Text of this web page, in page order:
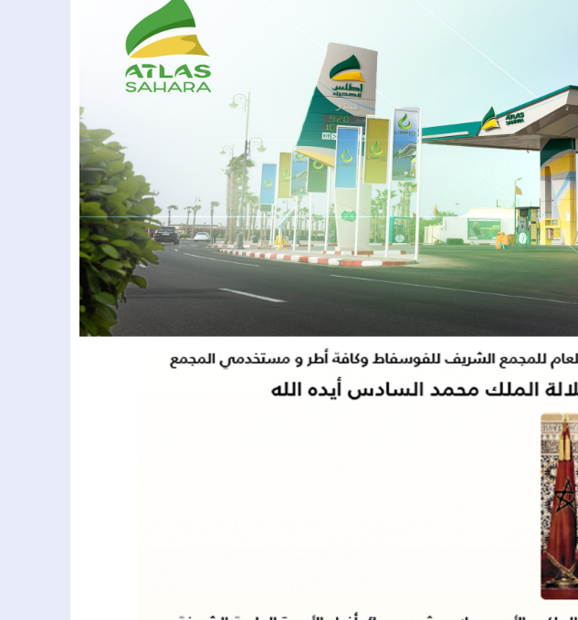
بإسطنبول
زاكورة..غرق طفلين بدوار تينكزة اولاد يحيى لكراير
17:38 المحامي يوسف أكجدول يعلن ترشحه مستقلاً لانتخابات مجلس النواب عن إقليم الحوز
لـمهرجان السعيدية للموسيقى.